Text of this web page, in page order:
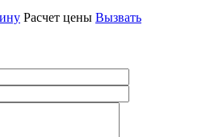
Расчет цены Вызвать